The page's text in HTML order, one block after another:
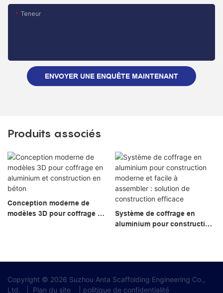
Teneur
ENVOYER UNE ENQUÊTE MAINTENANT
Produits associés
Conception moderne de
modèles 3D pour coffrage en
Système de coffrage en
aluminium pour construction
Copyright © 2026 Suzhou Anta Scaffolding Engineering Co.,
Ltd.
Plan du site politique de confidentialité